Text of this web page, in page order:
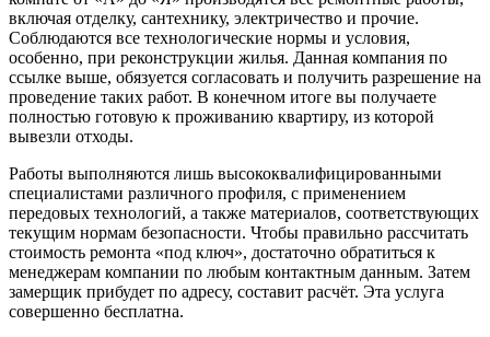
включая отделку, сантехнику, электричество и прочие.
Соблюдаются все технологические нормы и условия,
особенно, при реконструкции жилья. Данная компания по
ссылке выше, обязуется согласовать и получить разрешение на
проведение таких работ. В конечном итоге вы получаете
полностью готовую к проживанию квартиру, из которой
вывезли отходы.
Работы выполняются лишь высококвалифицированными
специалистами различного профиля, с применением
передовых технологий, а также материалов, соответствующих
текущим нормам безопасности. Чтобы правильно рассчитать
стоимость ремонта «под ключ», достаточно обратиться к
менеджерам компании по любым контактным данным. Затем
замерщик прибудет по адресу, составит расчёт. Эта услуга
совершенно бесплатна.